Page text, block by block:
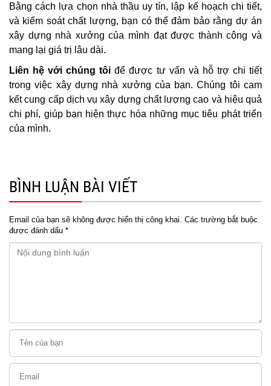
Bằng cách lựa chọn nhà thầu uy tín, lập kế hoạch chi tiết,
và kiểm soát chất lượng, bạn có thể đảm bảo rằng dự án
xây dựng nhà xưởng của mình đạt được thành công và
mang lại giá trị lâu dài.
Liên hệ với chúng tôi để được tư vấn và hỗ trợ chi tiết
trong việc xây dựng nhà xưởng của bạn. Chúng tôi cam
kết cung cấp dịch vụ xây dựng chất lượng cao và hiệu quả
chi phí, giúp bạn hiện thực hóa những mục tiêu phát triển
của mình.
BÌNH LUẬN BÀI VIẾT
Email của bạn sẽ không được hiển thị công khai. Các trường bắt buộc
được đánh dấu *